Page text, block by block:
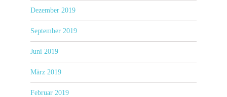
Dezember 2019
September 2019
Juni 2019
März 2019
Februar 2019